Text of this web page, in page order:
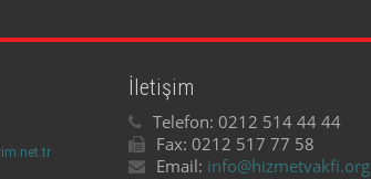
İletişim
Telefon:0212 514 44 44
Fax:0212 517 77 58
Email: info@hizmetvakfi.org